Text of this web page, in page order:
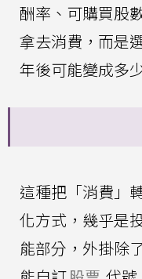
酬率、可購買股
拿去消費，而是
年後可能變成多
這種把「消費」
化方式，幾乎是
能部分，外掛除